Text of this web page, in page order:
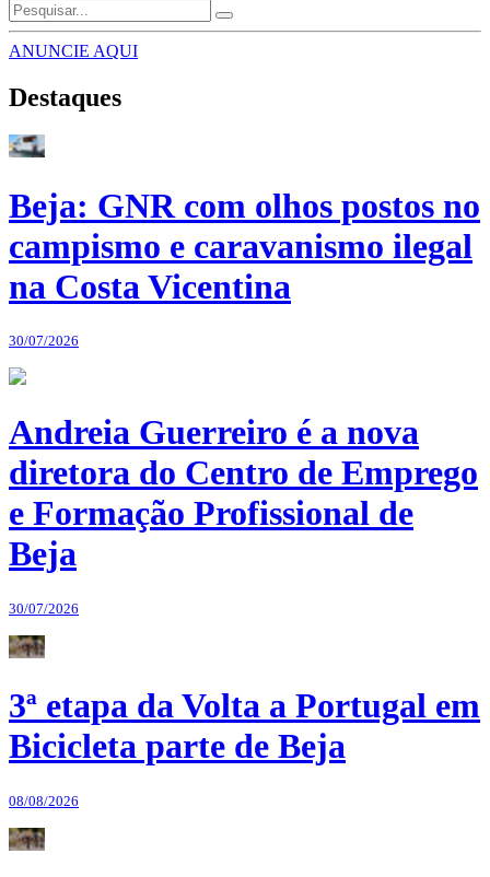
ANUNCIE AQUI
Destaques
Beja: GNR com olhos postos no
campismo e caravanismo ilegal
na Costa Vicentina
30/07/2026
Andreia Guerreiro é a nova
diretora do Centro de Emprego
e Formação Profissional de
Beja
30/07/2026
3ª etapa da Volta a Portugal em
Bicicleta parte de Beja
08/08/2026